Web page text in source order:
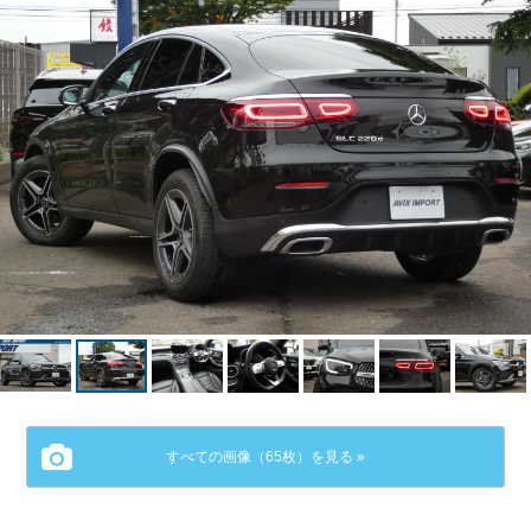
すべての画像（65枚）を見る »